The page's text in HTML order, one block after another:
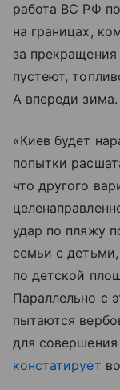
работа ВС РФ
на границах,
за
пустеют,
А впереди зима.
«Киев будет
попытки
что другого
удар по пляжу
семьи с
по детской
Параллельно с
пытаются
для
констатирует